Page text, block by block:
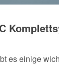
es einige